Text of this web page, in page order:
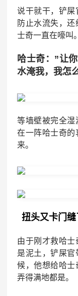
说干就干，铲屎
防止水流失，
士奇一直在嚎叫。
哈士奇：”让
水淹我，我怎
等墙壁被完全湿
在一阵哈士奇的
来。
扭头又卡门缝
由于刚才救哈
是泥土，铲屎
候，他想给哈士
弄得满地都是。